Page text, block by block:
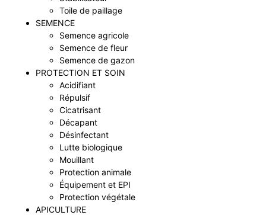
Toile de paillage
SEMENCE
Semence agricole
Semence de fleur
Semence de gazon
PROTECTION ET SOIN
Acidifiant
Répulsif
Cicatrisant
Décapant
Désinfectant
Lutte biologique
Mouillant
Protection animale
Équipement et EPI
Protection végétale
APICULTURE